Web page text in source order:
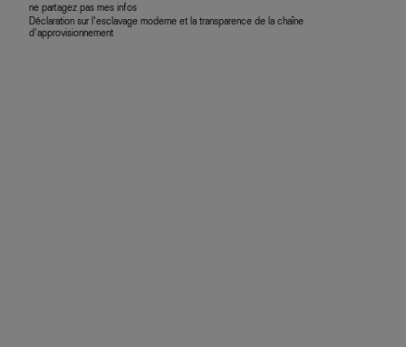
ne partagez pas mes infos
Déclaration sur l’esclavage moderne et la transparence de la chaîne
d’approvisionnement